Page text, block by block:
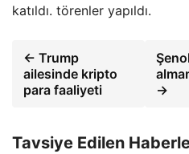
katıldı. törenler yapıldı.
← Trump
ailesinde kripto
para faaliyeti
→
Tavsiye Edilen